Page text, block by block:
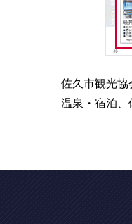
佐久市観光
温泉・宿泊、